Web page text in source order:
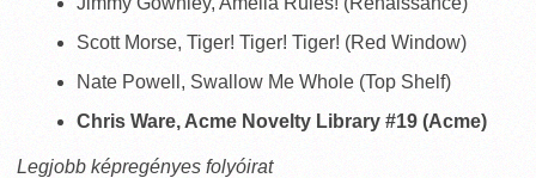
Scott Morse, Tiger! Tiger! Tiger! (Red Window)
Nate Powell, Swallow Me Whole (Top Shelf)
Chris Ware, Acme Novelty Library #19 (Acme)
Legjobb képregényes folyóirat